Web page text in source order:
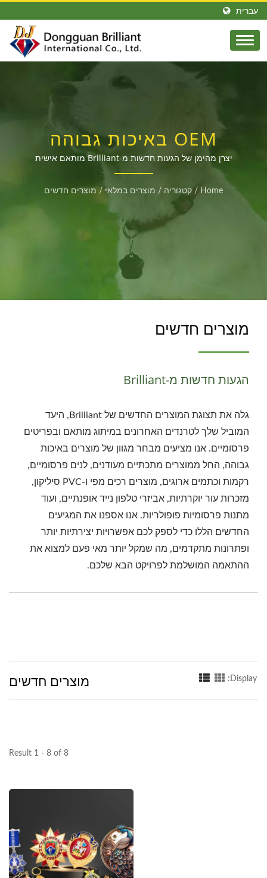
עברית
OEM באיכות גבוהה
מוצרים חדשים עבור קונים
גלובליים
יצרן מהימן של הגעות חדשות מ-Brilliant מותאם אישית
במחירים תחרותיים
Home
/ קטגוריה / מוצרים במלאי / מוצרים חדשים
מוצרים חדשים
הגעות חדשות מ-Brilliant
גלה את תצוגת המוצרים החדשים של Brilliant, היעד
המוביל שלך לטרנדים האחרונים במיתוג מותאם ובפריטים
פרסומיים. אנו מציעים מבחר מגוון של מוצרים באיכות
גבוהה, החל ממוצרים מתכתיים מעודנים, לנים פרסומיים,
רקמות וכתמים ארוגים, מוצרים רכים מפי ו-PVC סיליקון,
מזכרות עור יוקרתיות, אביזרי טלפון נייד אופנתיים, ועוד
מתנות פרסומיות פופולריות. אנו אספנו את המגיעים
החדשים הללו כדי לספק לכם אפשרויות יצירתיות יותר
ופתרונות מתקדמים, מה שמקל יותר מאי פעם למצוא את
ההתאמה המושלמת לפרויקט הבא שלכם.
מוצרים חדשים Display:
Result 1 - 8 of 8